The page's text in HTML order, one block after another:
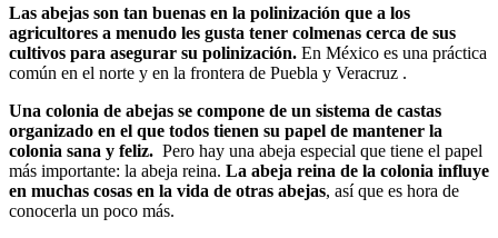
Las abejas son tan buenas en la polinización que a los
agricultores a menudo les gusta tener colmenas cerca de sus
cultivos para asegurar su polinización. En México es una práctica
común en el norte y en la frontera de Puebla y Veracruz .
Una colonia de abejas se compone de un sistema de castas
organizado en el que todos tienen su papel de mantener la
colonia sana y feliz. Pero hay una abeja especial que tiene el papel
más importante: la abeja reina. La abeja reina de la colonia influye
en muchas cosas en la vida de otras abejas, así que es hora de
conocerla un poco más.